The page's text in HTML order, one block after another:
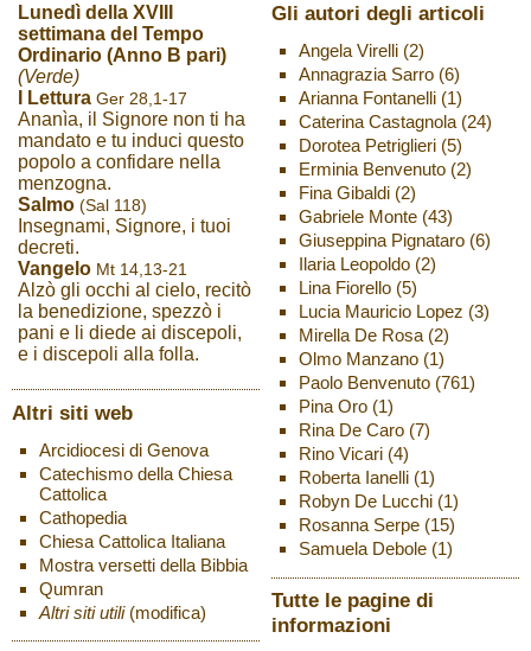
Lunedì della XVIII
settimana del Tempo
Ordinario (Anno B pari)
(Verde)
I Lettura Ger 28,1-17
Ananìa, il Signore non ti ha
mandato e tu induci questo
popolo a confidare nella
menzogna.
Salmo (Sal 118)
Insegnami, Signore, i tuoi
decreti.
Vangelo Mt 14,13-21
Alzò gli occhi al cielo, recitò
la benedizione, spezzò i
pani e li diede ai discepoli,
e i discepoli alla folla.
Altri siti web
Arcidiocesi di Genova
Catechismo della Chiesa
Cattolica
Cathopedia
Chiesa Cattolica Italiana
Mostra versetti della Bibbia
Qumran
Altri siti utili (modifica)
Gli autori degli articoli
Angela Virelli(2)
Annagrazia Sarro(6)
Arianna Fontanelli(1)
Caterina Castagnola(24)
Dorotea Petriglieri(5)
Erminia Benvenuto(2)
Fina Gibaldi(2)
Gabriele Monte(43)
Giuseppina Pignataro(6)
Ilaria Leopoldo(2)
Lina Fiorello(5)
Lucia Mauricio Lopez (3)
Mirella De Rosa(2)
Olmo Manzano(1)
Paolo Benvenuto(761)
Pina Oro(1)
Rina De Caro(7)
Rino Vicari(4)
Roberta Ianelli(1)
Robyn De Lucchi(1)
Rosanna Serpe(15)
Samuela Debole(1)
Tutte le pagine di
informazioni